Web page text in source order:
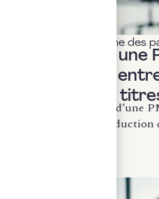
Fiscalité & patrimoine des
Investir dans une
fiscal, risque
illiquidité des
Souscrire au capital d’une
conditions, à une réduction